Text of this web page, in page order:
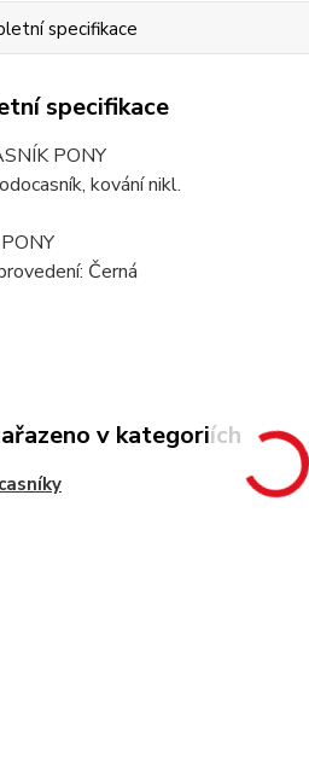
specifikace
specifikace
PONY
kování nikl.
Černá
v kategoriích